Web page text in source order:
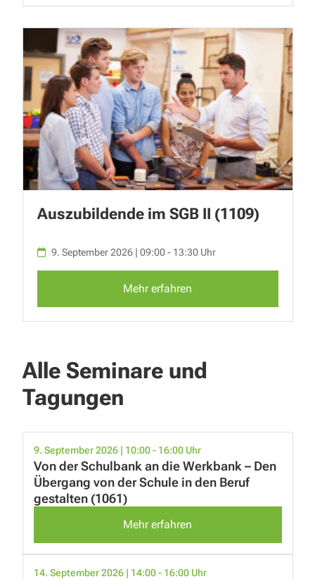
Auszubildende im SGB II (1109)
9. September 2026 | 09:00 - 13:30 Uhr
Mehr erfahren
Alle Seminare und
Tagungen
9. September 2026 | 10:00 - 16:00 Uhr
Von der Schulbank an die Werkbank – Den
Übergang von der Schule in den Beruf
gestalten (1061)
Mehr erfahren
14. September 2026 | 14:00 - 16:00 Uhr